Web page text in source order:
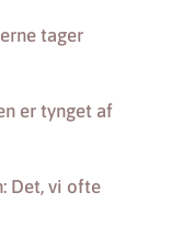
tager
er tynget af
Det, vi ofte